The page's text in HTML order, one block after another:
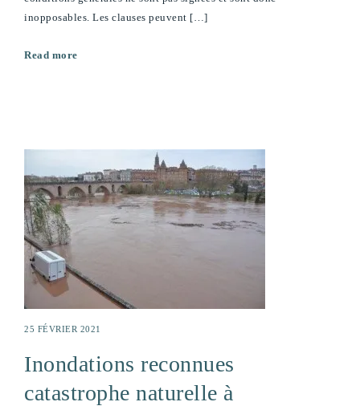
inopposables. Les clauses peuvent […]
Read more
25 FÉVRIER 2021
Inondations reconnues
catastrophe naturelle à